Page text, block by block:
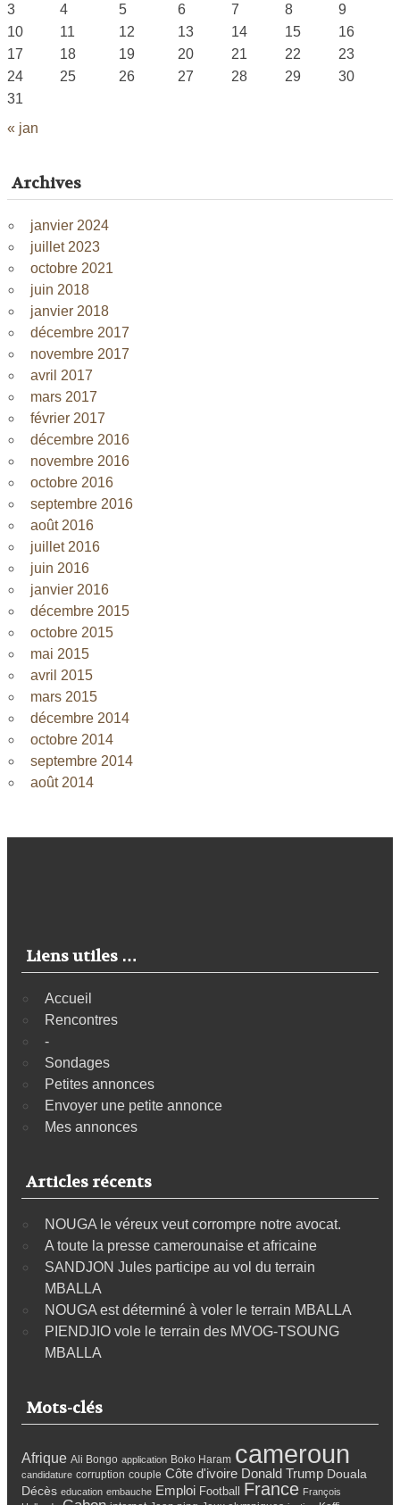
« jan
3
4 5 6 7 8
9
10
11 12 13 14 15
16
17
18 19 20 21 22
23
24
25 26 27 28 29
30
31
Archives
janvier 2024
juillet 2023
octobre 2021
juin 2018
janvier 2018
décembre 2017
novembre 2017
avril 2017
mars 2017
février 2017
décembre 2016
novembre 2016
octobre 2016
septembre 2016
août 2016
juillet 2016
juin 2016
janvier 2016
décembre 2015
octobre 2015
mai 2015
avril 2015
mars 2015
décembre 2014
octobre 2014
septembre 2014
août 2014
Liens utiles …
Accueil
Rencontres
-
Sondages
Petites annonces
Envoyer une petite annonce
Mes annonces
Articles récents
NOUGA le véreux veut corrompre notre avocat.
A toute la presse camerounaise et africaine
SANDJON Jules participe au vol du terrain
MBALLA
NOUGA est déterminé à voler le terrain MBALLA
PIENDJIO vole le terrain des MVOG-TSOUNG
MBALLA
Mots-clés
Afrique Ali Bongo application Boko Haram cameroun
candidature corruption couple Côte d'ivoire Donald Trump Douala
Décès education embauche Emploi Football France François